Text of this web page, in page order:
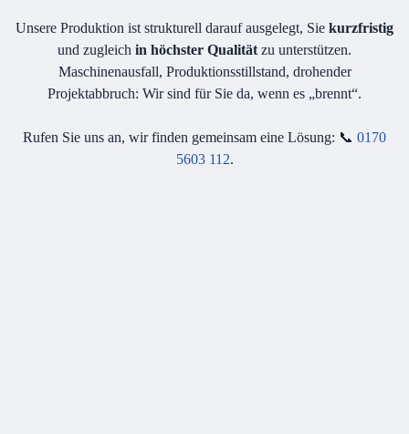
Unsere Produktion ist strukturell darauf ausgelegt, Sie kurzfristig
und zugleich in höchster Qualität zu unterstützen.
Maschinenausfall, Produktionsstillstand, drohender
Projektabbruch: Wir sind für Sie da, wenn es „brennt“.
Rufen Sie uns an, wir finden gemeinsam eine Lösung: 📞 0170
5603 112.